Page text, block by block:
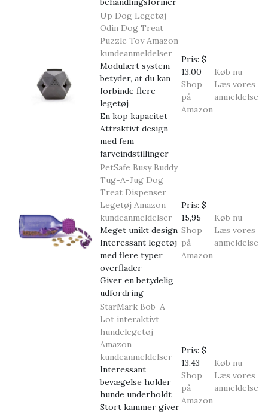
Up Dog Legetøj
Odin Dog Treat
Puzzle Toy Amazon
kundeanmeldelser
Modulært system
betyder, at du kan
forbinde flere
legetøj
En kop kapacitet
Attraktivt design
med fem
farveindstillinger
Pris: $
13,00
Shop
på
Amazon
Køb nu
Læs vores
anmeldelse
PetSafe Busy Buddy
Tug-A-Jug Dog
Treat Dispenser
Legetøj Amazon
kundeanmeldelser
Meget unikt design
Interessant legetøj
med flere typer
overflader
Giver en betydelig
udfordring
Pris: $
15,95
Shop
på
Amazon
Køb nu
Læs vores
anmeldelse
StarMark Bob-A-
Lot interaktivt
hundelegetøj
Amazon
kundeanmeldelser
Interessant
bevægelse holder
hunde underholdt
Stort kammer giver
Pris: $
13,43
Shop
på
Amazon
Køb nu
Læs vores
anmeldelse